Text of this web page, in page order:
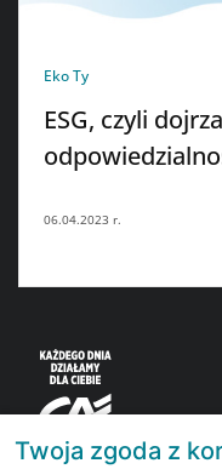
Eko Ty
ESG, czyli
06.04.2023 r.
Twoja zgoda z